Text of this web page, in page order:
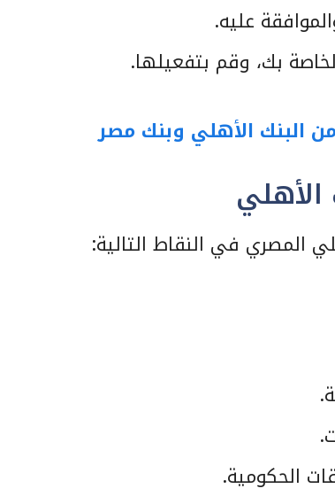
عليه.
بك، وقم بتفعيلها.
البنك الأهلي وبنك مصر
المصري في النقاط التالية:
الحكومية.